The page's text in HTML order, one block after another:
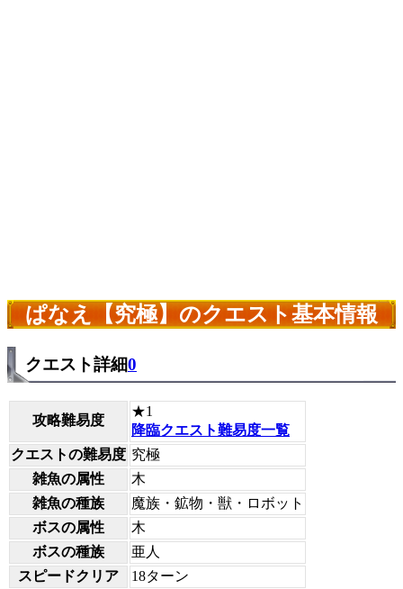
ぱなえ【究極】のクエスト基本情報
クエスト詳細0
攻略難易度
★1
降臨クエスト難易度一覧
クエストの難易度 究極
雑魚の属性
木
雑魚の種族
魔族・鉱物・獣・ロボット
ボスの属性
木
ボスの種族
亜人
スピードクリア
18ターン